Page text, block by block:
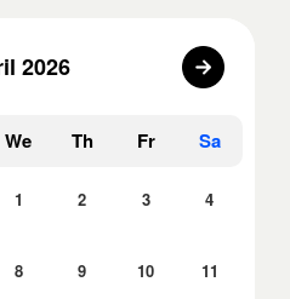
2026
We Th Fr Sa
1 2 3 4
8 9 10 11